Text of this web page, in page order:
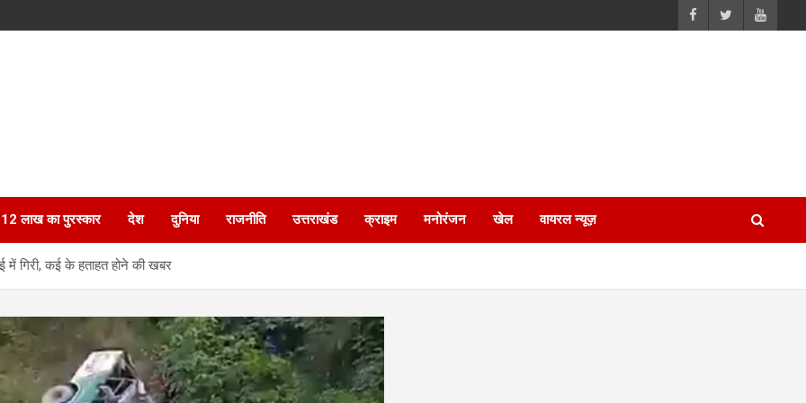
12 लाख का पुरस्कार देश दुनिया राजनीति उत्तराखंड क्राइम मनोरंजन खेल वायरल न्यूज़
में गिरी, कई के हताहत होने की खबर